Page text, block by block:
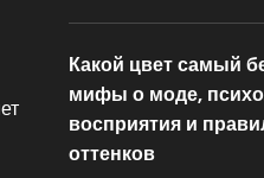
Какой цвет самый
мифы о моде,
восприятия и
оттенков